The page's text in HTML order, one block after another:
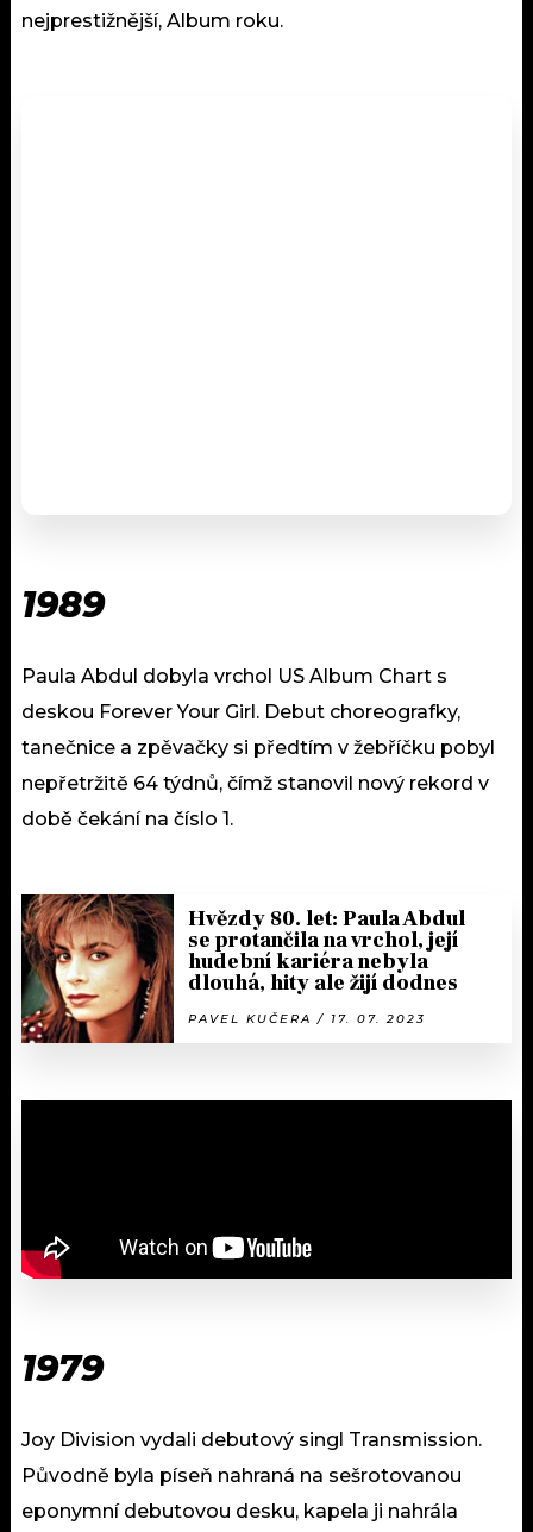
nejprestižnější, Album roku.
1989
Paula Abdul dobyla vrchol US Album Chart s
deskou Forever Your Girl. Debut choreografky,
tanečnice a zpěvačky si předtím v žebříčku pobyl
nepřetržitě 64 týdnů, čímž stanovil nový rekord v
době čekání na číslo 1.
Hvězdy 80. let: Paula Abdul
se protančila na vrchol, její
hudební kariéra nebyla
dlouhá, hity ale žijí dodnes
PAVEL KUČERA / 17. 07. 2023
1979
Joy Division vydali debutový singl Transmission.
Původně byla píseň nahraná na sešrotovanou
eponymní debutovou desku, kapela ji nahrála